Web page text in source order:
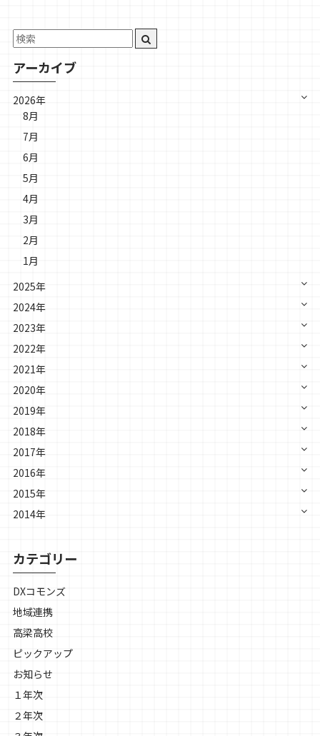
アーカイブ
2026年
8月
7月
6月
5月
4月
3月
2月
1月
2025年
2024年
2023年
2022年
2021年
2020年
2019年
2018年
2017年
2016年
2015年
2014年
カテゴリー
DXコモンズ
地域連携
高梁高校
ピックアップ
お知らせ
１年次
２年次